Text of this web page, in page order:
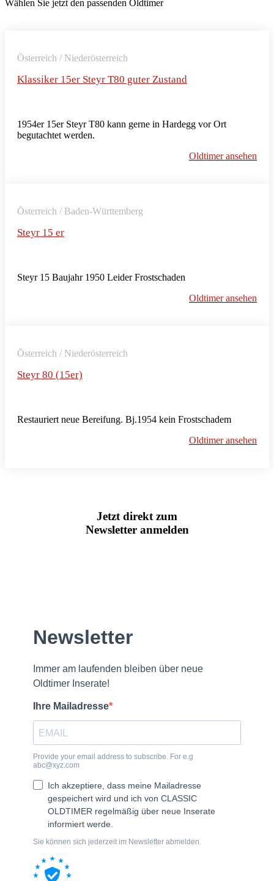
Wählen Sie jetzt den passenden Oldtimer
Österreich / Niederösterreich
Klassiker 15er Steyr T80 guter Zustand
1954er 15er Steyr T80 kann gerne in Hardegg vor Ort
begutachtet werden.
Oldtimer ansehen
Österreich / Baden-Württemberg
Steyr 15 er
Steyr 15 Baujahr 1950 Leider Frostschaden
Oldtimer ansehen
Österreich / Niederösterreich
Steyr 80 (15er)
Restauriert neue Bereifung. Bj.1954 kein Frostschadem
Oldtimer ansehen
Jetzt direkt zum
Newsletter anmelden